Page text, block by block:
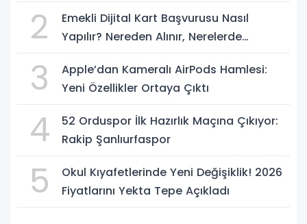
2
Emekli Dijital Kart Başvurusu Nasıl
Yapılır? Nereden Alınır, Nerelerde
3
Apple’dan Kameralı AirPods Hamlesi:
Yeni Özellikler Ortaya Çıktı
4
52 Orduspor İlk Hazırlık Maçına Çıkıyor:
Rakip Şanlıurfaspor
5
Okul Kıyafetlerinde Yeni Değişiklik! 2026
Fiyatlarını Yekta Tepe Açıkladı